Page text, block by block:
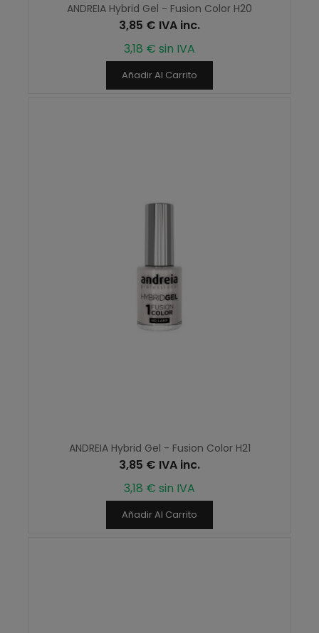
ANDREIA Hybrid Gel - Fusion Color H20
3,85 € IVA inc.
3,18 € sin IVA
Añadir Al Carrito
ANDREIA Hybrid Gel - Fusion Color H21
3,85 € IVA inc.
3,18 € sin IVA
Añadir Al Carrito